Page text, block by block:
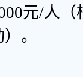
元/人
。